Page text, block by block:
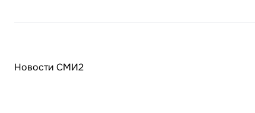
Новости СМИ2